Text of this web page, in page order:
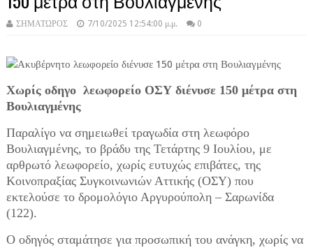
ΣΗΜΑΤΩΡΟΣ 7/10/2025 12:54:00 μ.μ. 0
Χωρίς οδηγο λεωφορείο ΟΣΥ διένυσε 150 μέτρα στη
Βουλιαγμένης
Παραλίγο να σημειωθεί τραγωδία στη λεωφόρο
Βουλιαγμένης, το βράδυ της Τετάρτης 9 Ιουλίου, με
αρθρωτό λεωφορείο, χωρίς ευτυχώς επιβάτες, της
Κοινοπραξίας Συγκοινωνιών Αττικής (ΟΣΥ) που
εκτελούσε το δρομολόγιο Αργυρούπολη – Σαρωνίδα
(122).
O οδηγός σταμάτησε για προσωπική του ανάγκη, χωρίς να